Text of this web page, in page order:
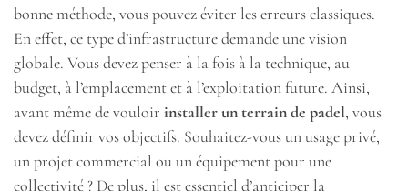
bonne méthode, vous pouvez éviter les erreurs classiques.
En effet, ce type d’infrastructure demande une vision
globale. Vous devez penser à la fois à la technique, au
budget, à l’emplacement et à l’exploitation future. Ainsi,
avant même de vouloir installer un terrain de padel, vous
devez définir vos objectifs. Souhaitez-vous un usage privé,
un projet commercial ou un équipement pour une
collectivité ? De plus, il est essentiel d’anticiper la